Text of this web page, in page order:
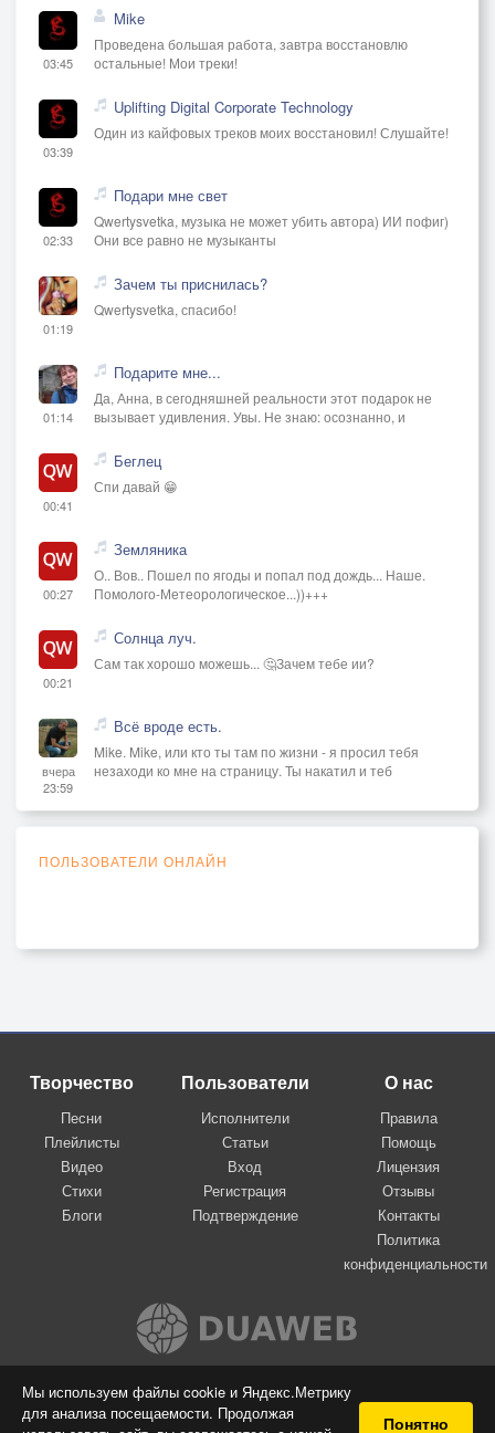
Мы используем файлы cookie и Яндекс.Метрику
для анализа посещаемости. Продолжая
Понятно
03:45
Mike
Проведена большая работа, завтра восстановлю
остальные! Мои треки!
03:39
Uplifting Digital Corporate Technology
Один из кайфовых треков моих восстановил! Слушайте!
02:33
Подари мне свет
Qwertysvetka, музыка не может убить автора) ИИ пофиг)
Они все равно не музыканты
01:19
Зачем ты приснилась?
Qwertysvetka, спасибо!
01:14
Подарите мне...
Да, Анна, в сегодняшней реальности этот подарок не
вызывает удивления. Увы. Не знаю: осознанно, и
00:41
Беглец
Спи давай 😁
00:27
Земляника
О.. Вов.. Пошел по ягоды и попал под дождь... Наше.
Помолого-Метеорологическое...))+++
00:21
Солнца луч.
Сам так хорошо можешь... 🤔Зачем тебе ии?
вчера
23:59
Всё вроде есть.
Mike. Mike, или кто ты там по жизни - я просил тебя
незаходи ко мне на страницу. Ты накатил и теб
ПОЛЬЗОВАТЕЛИ ОНЛАЙН
Творчество
Песни
Плейлисты
Видео
Стихи
Блоги
Пользователи
Исполнители
Статьи
Вход
Регистрация
Подтверждение
О нас
Правила
Помощь
Лицензия
Отзывы
Контакты
Политика
конфиденциальности
Вконтакте
© 2009-2026 Я-пою